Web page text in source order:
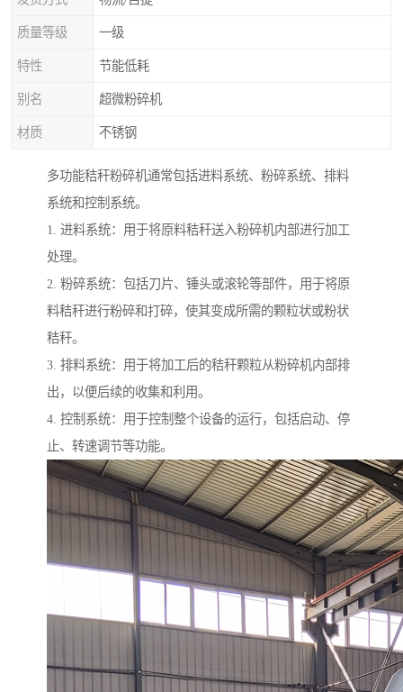
质量等级 一级
特性 节能低耗
别名 超微粉碎机
材质 不锈钢
多功能秸秆粉碎机通常包括进料系统、粉碎系统、排料
系统和控制系统。
1. 进料系统：用于将原料秸秆送入粉碎机内部进行加工
处理。
2. 粉碎系统：包括刀片、锤头或滚轮等部件，用于将原
料秸秆进行粉碎和打碎，使其变成所需的颗粒状或粉状
秸秆。
3. 排料系统：用于将加工后的秸秆颗粒从粉碎机内部排
出，以便后续的收集和利用。
4. 控制系统：用于控制整个设备的运行，包括启动、停
止、转速调节等功能。